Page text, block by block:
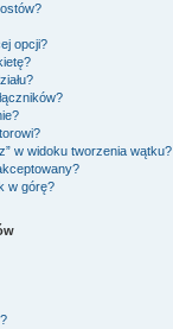
opcji?
w widoku tworzenia wątku?
w górę?